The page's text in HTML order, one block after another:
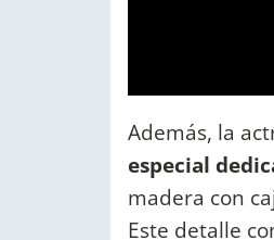
Además, la
especial
madera con
Este detalle